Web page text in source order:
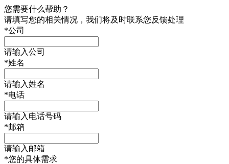
您需要什么帮助？
请填写您的相关情况，我们将及时联系您反馈处理
*公司
请输入公司
*姓名
请输入姓名
*电话
请输入电话号码
*邮箱
请输入邮箱
*您的具体需求